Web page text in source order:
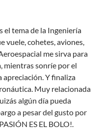
el tema de la Ingeniería
vuele, cohetes, aviones,
me sirva para
mientras sonríe por el
apreciación. Y finaliza
Muy relacionada
algún día pueda
a pesar del gusto por
ES EL BOLO!.